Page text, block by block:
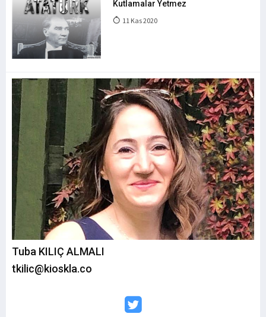
Kutlamalar Yetmez
11 Kas 2020
Tuba KILIÇ ALMALI
tkilic@kioskla.co